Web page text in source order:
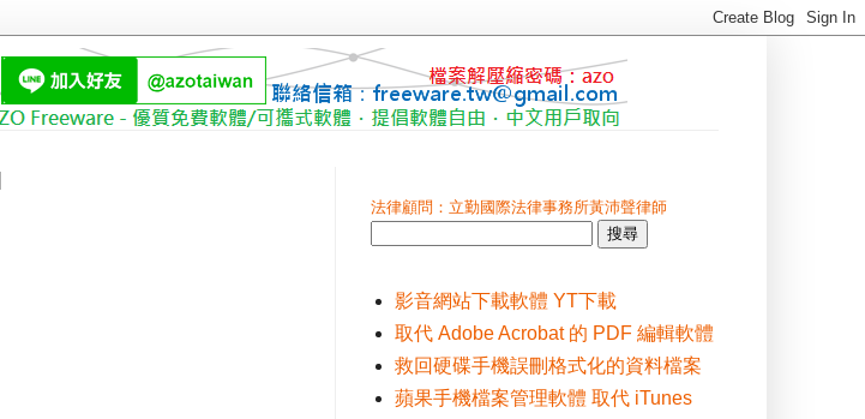
法律顧問：立勤國際法律事務所黃沛聲律師
影音網站下載軟體 YT下載
取代 Adobe Acrobat 的 PDF 編輯軟體
救回硬碟手機誤刪格式化的資料檔案
蘋果手機檔案管理軟體 取代 iTunes